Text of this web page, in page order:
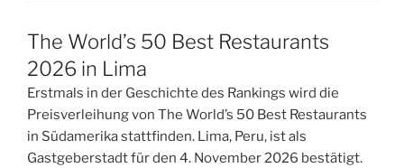
The World’s 50 Best Restaurants
2026 in Lima
Erstmals in der Geschichte des Rankings wird die
Preisverleihung von The World’s 50 Best Restaurants
in Südamerika stattfinden. Lima, Peru, ist als
Gastgeberstadt für den 4. November 2026 bestätigt.